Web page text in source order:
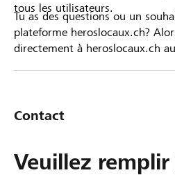
tous les utilisateurs.
Tu as des questions ou un
plateforme heroslocaux.ch?
directement à heroslocaux.ch
Contact
Veuillez remplir